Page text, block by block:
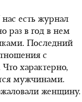
есть журнал
раз в год в нем
Последний
с
характерно,
мужчинами.
женщину.